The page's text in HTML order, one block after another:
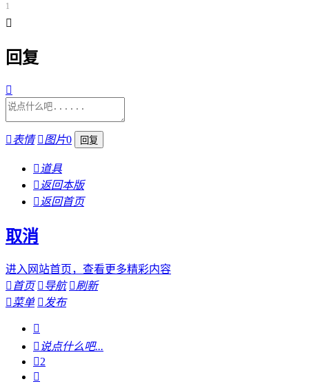
1

回复

表情 图片0
 道具
 返回本版
 返回首页
取消
进入网站首页，查看更多精彩内容
 首页  导航 刷新
菜单 发布

 说点什么吧...
2
